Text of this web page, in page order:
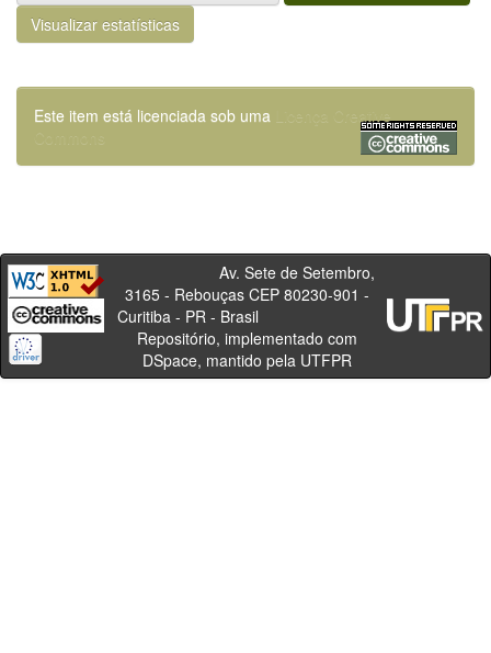
Visualizar estatísticas
Este item está licenciada sob uma
Licença Creative
Commons
Av. Sete de Setembro,
3165 - Rebouças CEP 80230-901 -
Curitiba - PR - Brasil
Repositório, implementado com
DSpace, mantido pela UTFPR